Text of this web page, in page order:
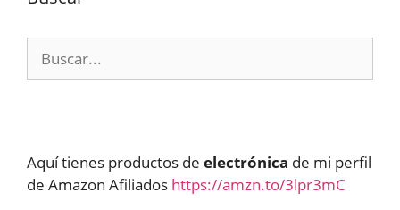
Aquí tienes productos de electrónica de mi perfil
de Amazon Afiliados https://amzn.to/3lpr3mC